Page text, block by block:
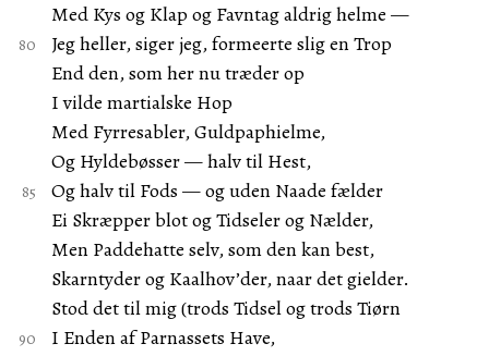
Med Kys og Klap og Favntag aldrig helme —
Jeg heller, siger jeg, formeerte slig en Trop
End den, som her nu træder op
I vilde martialske Hop
Med Fyrresabler, Guldpaphielme,
Og Hyldebøsser — halv til Hest,
Og halv til Fods — og uden Naade fælder
Ei Skræpper blot og Tidseler og Nælder,
Men Paddehatte selv, som den kan best,
Skarntyder og Kaalhov’der, naar det gielder.
Stod det til mig (trods Tidsel og trods Tiørn
I Enden af Parnassets Have,